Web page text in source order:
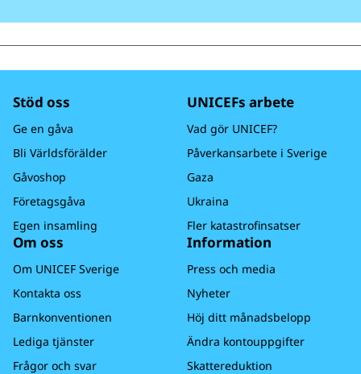
Stöd oss
Ge en gåva
Bli Världsförälder
Gåvoshop
Företagsgåva
Egen insamling
UNICEFs arbete
Vad gör UNICEF?
Påverkansarbete i Sverige
Gaza
Ukraina
Fler katastrofinsatser
Om oss
Om UNICEF Sverige
Kontakta oss
Barnkonventionen
Lediga tjänster
Frågor och svar
Information
Press och media
Nyheter
Höj ditt månadsbelopp
Ändra kontouppgifter
Skattereduktion